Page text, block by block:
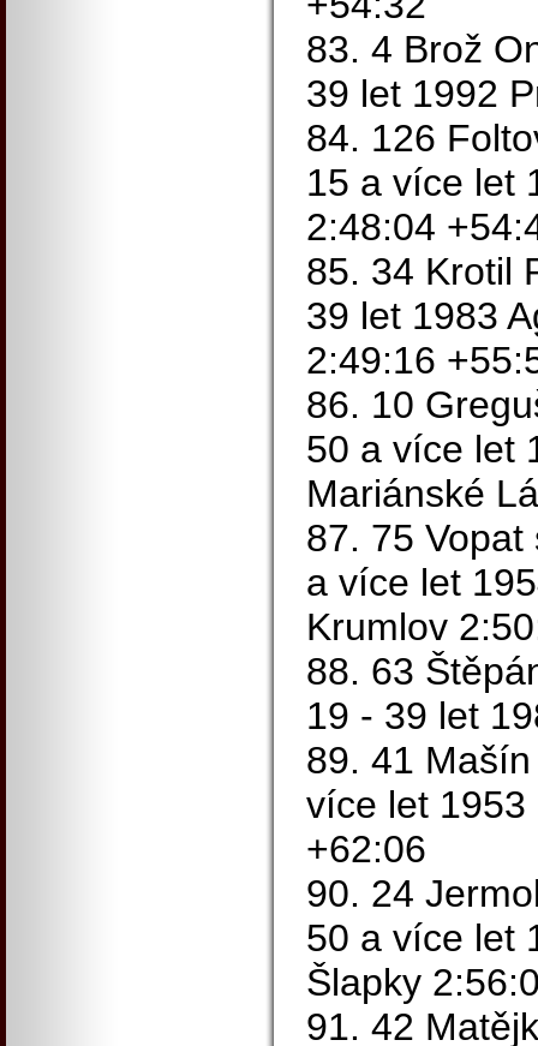
83. 4 Brož
39 let 1992
84. 126
15 a více let
2:48:04
85. 34 Krotil
39 let 1983
2:49:16
86. 10
50 a více let
Mariánské
87. 75
a více let
Krumlov
88. 63
19 - 39 let
89. 41
více let
+62:06
90. 24
50 a více let
Šlapky
91. 42